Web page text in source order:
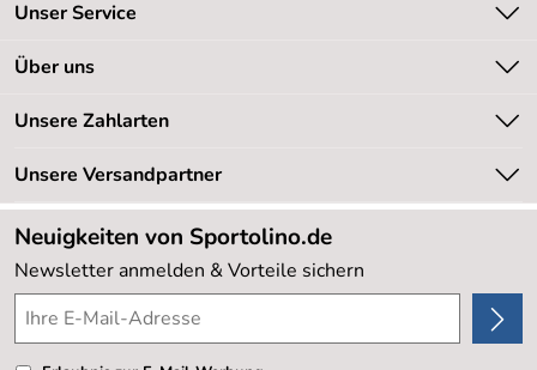
Unser Service
Kontakt
Newsletter
Retourenabwicklung
Lieferbedingungen
Kundenlogin
Über uns
Unsere Bestseller
Neu
Sale %
Kundenbewertungen (20.177)
4,8/5*****
Unsere Zahlarten
Unsere Versandpartner
Neuigkeiten von Sportolino.de
Newsletter anmelden & Vorteile sichern